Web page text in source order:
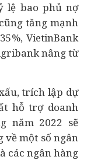
lệ bao phủ nợ
tăng mạnh
VietinBank
nâng từ
trích lập dự
hỗ trợ doanh
năm 2022 sẽ
một số ngân
các ngân hàng